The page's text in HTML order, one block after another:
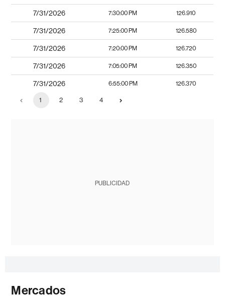
7/31/2026 7:30:00 PM 126.910
7/31/2026 7:25:00 PM 126.580
7/31/2026 7:20:00 PM 126.720
7/31/2026 7:05:00 PM 126.350
7/31/2026 6:55:00 PM 126.370
1 2 3 4
PUBLICIDAD
Mercados